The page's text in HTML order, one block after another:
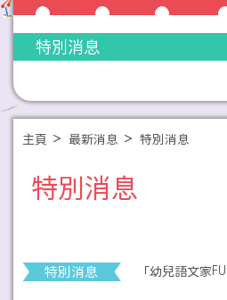
特別消息
主頁 最新消息 特別消息
特別消息
特別消息 「幼兒語文家